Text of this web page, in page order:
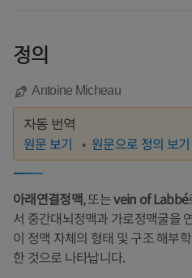
정의
Antoine Micheau
자동 번역
원문 보기 원문으로 정의 보기
아래연결정맥, 또는vein of Labbé
서 중간대뇌정맥과 가로정맥굴을
이 정맥 자체의 형태 및 구조 해부
한 것으로 나타납니다.